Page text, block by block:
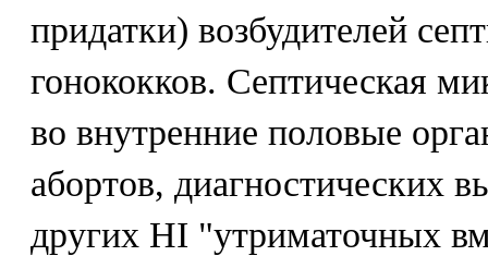
придатки) возбудителей
гонококков. Септическая
во внутренние половые
абортов, диагностических
других HI "утриматочных